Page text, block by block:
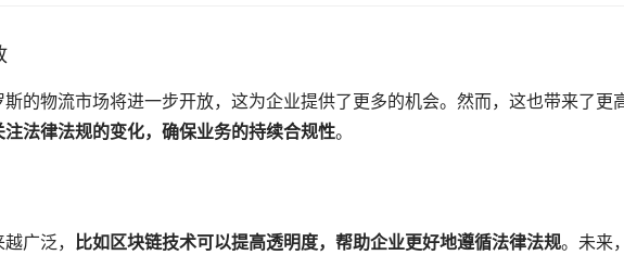
的物流市场将进一步开放，这为企业提供了更多的机会。然而，这也带来了更
法律法规的变化，确保业务的持续合规性。
广泛， 比如区块链技术可以提高透明度，帮助企业更好地遵循法律法规。未来